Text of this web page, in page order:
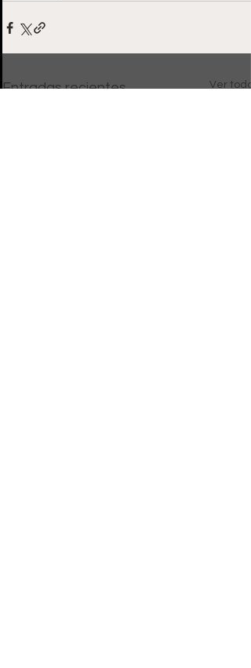
Entradas recientes Ver todo